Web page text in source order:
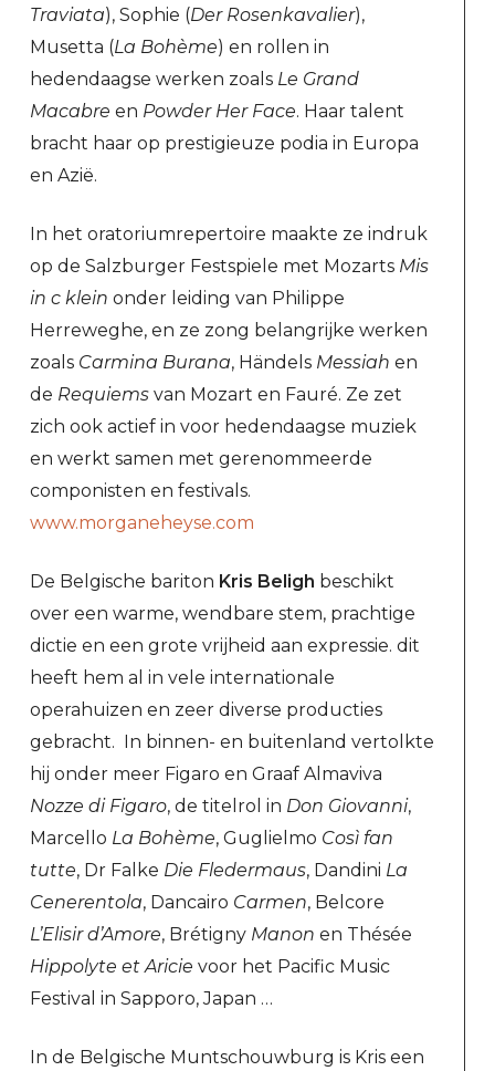
Traviata), Sophie (Der Rosenkavalier),
Musetta (La Bohème) en rollen in
hedendaagse werken zoals Le Grand
Macabre en Powder Her Face. Haar talent
bracht haar op prestigieuze podia in Europa
en Azië.
In het oratoriumrepertoire maakte ze indruk
op de Salzburger Festspiele met Mozarts Mis
in c klein onder leiding van Philippe
Herreweghe, en ze zong belangrijke werken
zoals Carmina Burana, Händels Messiah en
de Requiemsvan Mozart en Fauré. Ze zet
zich ook actief in voor hedendaagse muziek
en werkt samen met gerenommeerde
componisten en festivals.
www.morganeheyse.com
De Belgische bariton Kris Beligh beschikt
over een warme, wendbare stem, prachtige
dictie en een grote vrijheid aan expressie. dit
heeft hem al in vele internationale
operahuizen en zeer diverse producties
gebracht. In binnen- en buitenland vertolkte
hij onder meer Figaro en Graaf Almaviva
Nozze di Figaro, de titelrol in Don Giovanni,
Marcello La Bohème, Guglielmo Così fan
tutte, Dr Falke Die Fledermaus, Dandini La
Cenerentola, Dancairo Carmen, Belcore
L’Elisir d’Amore, Brétigny Manon en Thésée
Hippolyte et Aricie voor het Pacific Music
Festival in Sapporo, Japan …
In de Belgische Muntschouwburg is Kris een